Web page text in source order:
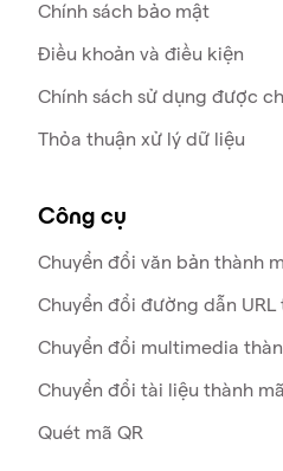
Chính sách bảo mật
Điều khoản và điều kiện
Chính sách sử dụng được
Thỏa thuận xử lý dữ liệu
Công cụ
Chuyển đổi văn bản thành
Chuyển đổi đường dẫn URL
Chuyển đổi multimedia
Chuyển đổi tài liệu thành
Quét mã QR